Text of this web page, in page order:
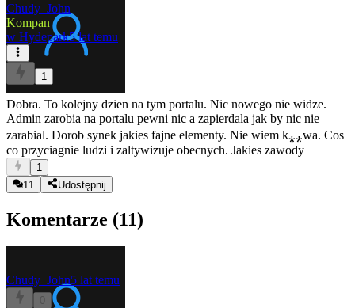
Chudy_John
Kompan
w Hydepark5 lat temu
1
Dobra. To kolejny dzien na tym portalu. Nic nowego nie widze.
Admin zarobia na portalu pewni nic a zapierdala jak by nic nie
zarabial. Dorob synek jakies fajne elementy. Nie wiem k⁎⁎wa. Cos
co przyciagnie ludzi i zaltywizuje obecnych. Jakies zawody
1
11
Udostępnij
Komentarze (11)
Chudy_John5 lat temu
0